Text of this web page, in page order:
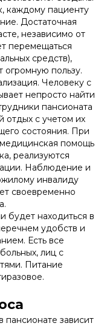
каждому пациенту
Достаточная
независимо от
перемещаться
средств),
огромную пользу.
Человеку с
непросто найти
пансионата
отдых с учетом их
состояния. При
помощь
реализуются
Наблюдение и
инвалиду
своевременно
будет находиться в
удобств и
Есть все
лиц с
Питание
пансионате зависит